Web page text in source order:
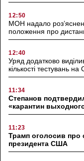
12:50
МОН надало
положення про
12:40
Уряд додатково
кількості тестувань
11:34
Степанов
«карантин
11:23
Трамп оголосив про
президента США